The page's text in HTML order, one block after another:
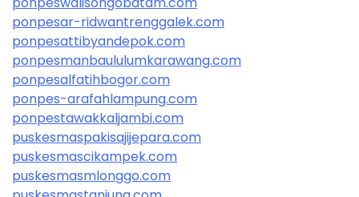
ponpesar-ridwantrenggalek.com
ponpesattibyandepok.com
ponpesmanbaululumkarawang.com
ponpesalfatihbogor.com
ponpes-arafahlampung.com
ponpestawakkaljambi.com
puskesmaspakisajijepara.com
puskesmascikampek.com
puskesmasmlonggo.com